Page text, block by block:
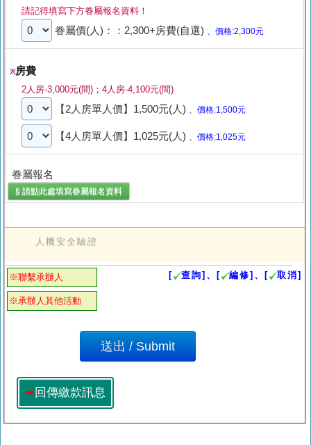
請記得填寫下方眷屬報名資料！
眷屬價(人)：：2,300+房費(自選) 、價格:2,300元
※房費
2人房-3,000元(間)；4人房-4,100元(間)
【2人房單人價】1,500元(人) 、價格:1,500元
【4人房單人價】1,025元(人) 、價格:1,025元
眷屬報名
§ 請點此處填寫眷屬報名 資料
人機安全驗證
※聯繫承辦人
※承辦人其他活動
[ 查詢]、[ 編修]、[ 取消]
➠回傳繳款訊息